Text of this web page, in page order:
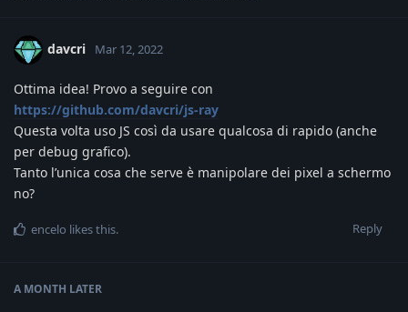
davcri Mar 12, 2022
Ottima idea! Provo a seguire con
https://github.com/davcri/js-ray
Questa volta uso JS così da usare qualcosa di rapido (anche
per debug grafico).
Tanto l’unica cosa che serve è manipolare dei pixel a schermo
no?
Reply
encelo likes this.
A MONTH LATER